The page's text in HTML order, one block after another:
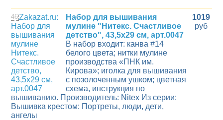
46
Набор для вышивания
мулине "Нитекс. Счастливое
детство", 43,5х29 см, арт.0047
В набор входит: канва #14
белого цвета; нитки мулине
производства «ПНК им.
Кирова»; иголка для вышивания
с позолоченным ушком; цветная
схема, инструкция по
вышиванию. Производитель: Nitex Из серии:
Вышивка крестом: Портреты, люди, дети,
ангелы
1019
руб